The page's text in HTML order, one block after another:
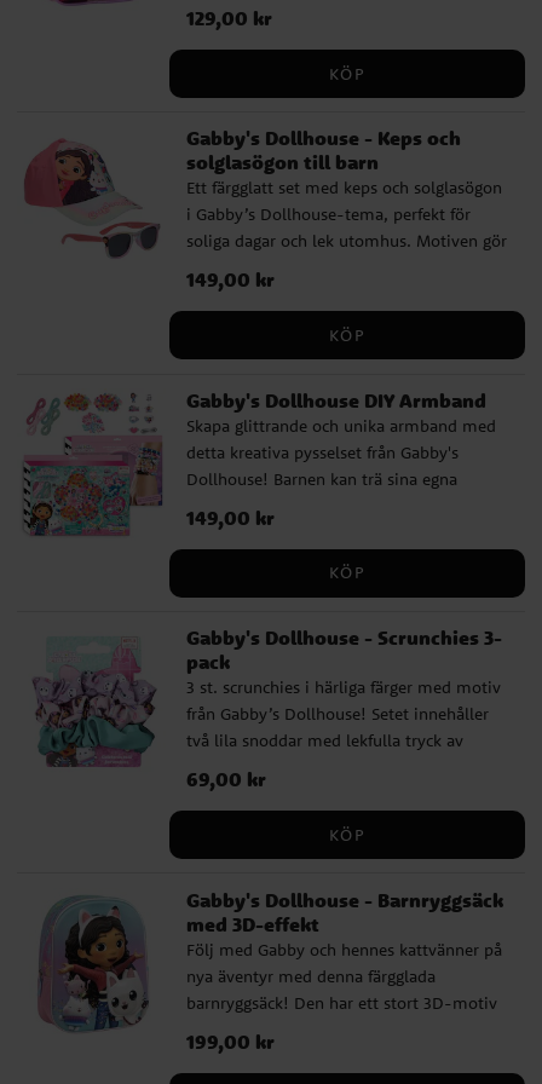
pyssla, styla och ta med sina favoritsaker
överallt. Den lilla ryggsäcken gör det
passar lika bra hemma som på resan eller
✔️ 5 hårspännen ✔️ 2 hårspännen med
rosetter ✔️ 2 set hårsnoddar
Pris :129,00 kr
129,00 kr
KÖP
Gabby's Dollhouse - Keps och
solglasögon till barn
Ett färgglatt set med keps och solglasögon
i Gabby’s Dollhouse-tema, perfekt för
soliga dagar och lek utomhus. Motiven gör
setet till en favorit hos små fans. ✔️
Innehåller keps och solglasögon ✔️
✔️ Passar barn ca 4-6 år ✔️ UV400-skydd
Pris:149,00 kr
149,00 kr
KÖP
Gabby's Dollhouse DIY Armband
Skapa glittrande och unika armband med
detta kreativa pysselset från Gabby's
Dollhouse! Barnen kan trä sina egna
smycken med färgglada pärlor och
charmiga berlocker med
favoritkaraktärerna från serien. Perfekt
som roligt pyssel hemma eller på kalaset.
skapa personliga armband, från band och
pärlor till fina berlocker. Rekommenderad
ålder: från 8 år. ✔️ 4 olika band för
armband ✔️ 300 färgglada pärlor ✔️ 8
berlocker Officiellt licensierad produkt.
Pris:149,00 kr
149,00 kr
KÖP
Gabby's Dollhouse - Scrunchies 3-
pack
3 st. scrunchies i härliga färger med motiv
från Gabby’s Dollhouse! Setet innehåller
två lila snoddar med lekfulla tryck av
Gabby och hennes kattvänner, samt en
mintgrön scrunchie i enfärgad satinlook.
samlingen, både mjuka och slitstarka tack
med en färgglad och rolig touch! Detta är
en officiellt licensierad produkt.
Pris :69,00 kr
69,00 kr
KÖP
Gabby's Dollhouse - Barnryggsäck
med 3D-effekt
Följ med Gabby och hennes kattvänner på
nya äventyr med denna färgglada
barnryggsäck! Den har ett stort 3D-motiv
från serien, vilket ger ett livfullt och
Pris:199,00 kr
199,00 kr